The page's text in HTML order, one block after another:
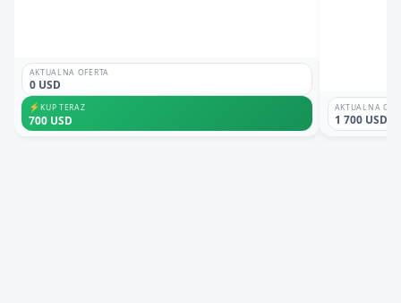
AKTUALNA OFERTA
0 USD
⚡KUP TERAZ
700 USD
AKTUALNA
1 700 USD